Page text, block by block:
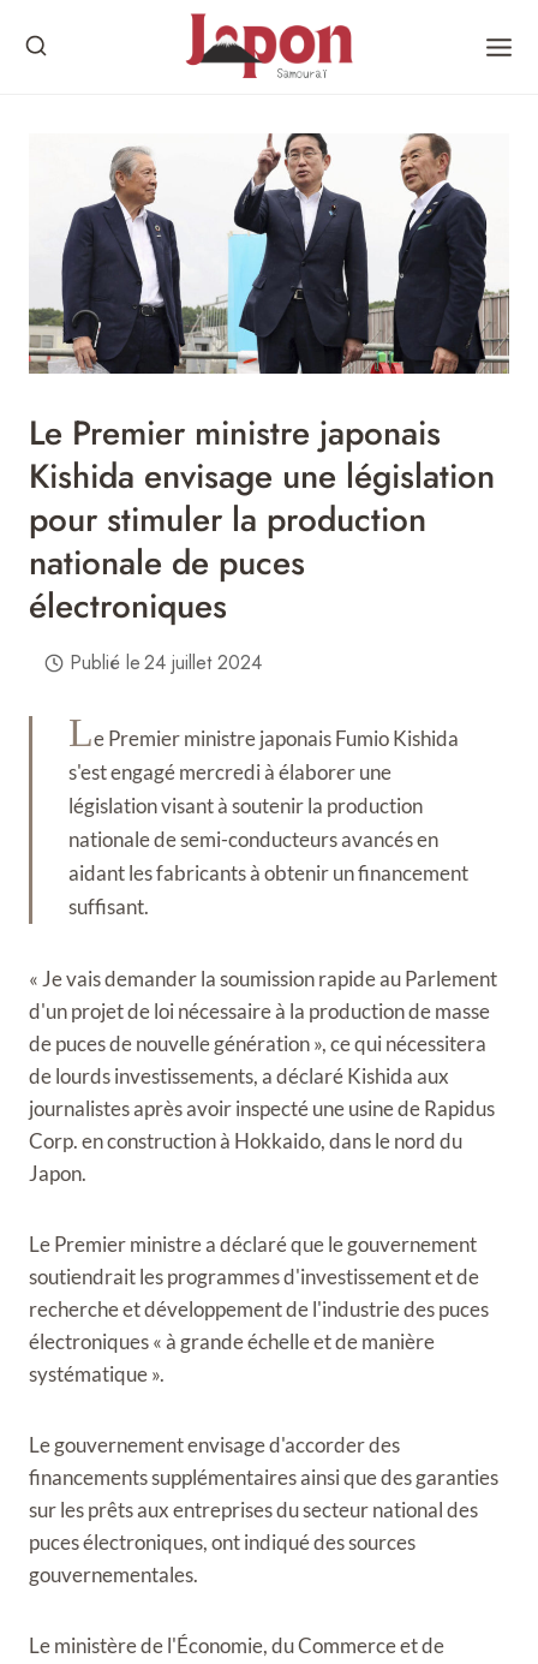
Le Premier ministre japonais
Kishida envisage une législation
pour stimuler la production
nationale de puces
électroniques
Publié le24 juillet 2024
Le Premier ministre japonais Fumio Kishida
s'est engagé mercredi à élaborer une
législation visant à soutenir la production
nationale de semi-conducteurs avancés en
aidant les fabricants à obtenir un financement
suffisant.
« Je vais demander la soumission rapide au Parlement
d'un projet de loi nécessaire à la production de masse
de puces de nouvelle génération », ce qui nécessitera
de lourds investissements, a déclaré Kishida aux
journalistes après avoir inspecté une usine de Rapidus
Corp. en construction à Hokkaido, dans le nord du
Japon.
Le Premier ministre a déclaré que le gouvernement
soutiendrait les programmes d'investissement et de
recherche et développement de l'industrie des puces
électroniques « à grande échelle et de manière
systématique ».
Le gouvernement envisage d'accorder des
financements supplémentaires ainsi que des garanties
sur les prêts aux entreprises du secteur national des
puces électroniques, ont indiqué des sources
gouvernementales.
Le ministère de l'Économie, du Commerce et de